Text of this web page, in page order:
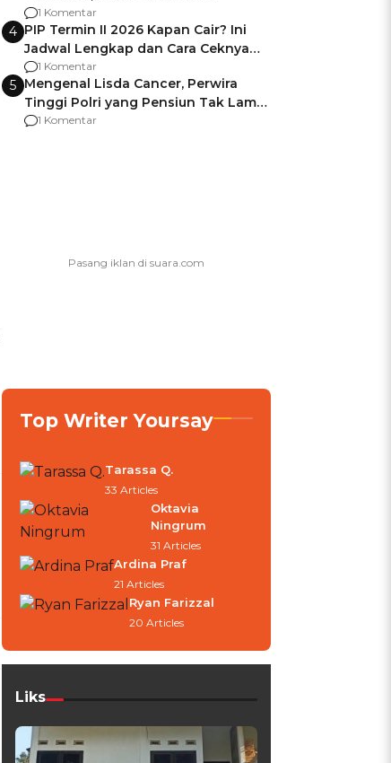
Berencana Pakai Jimat di Pakansari
1 Komentar
4 PIP Termin II 2026 Kapan Cair? Ini
Jadwal Lengkap dan Cara Ceknya
agar Dana Tidak Hangus!
1 Komentar
5 Mengenal Lisda Cancer, Perwira
Tinggi Polri yang Pensiun Tak Lama
Usai Jadi Brigjen
1 Komentar
Top Writer Yoursay
Tarassa Q.
33 Articles
Oktavia
Ningrum
31 Articles
Ardina Praf
21 Articles
Ryan Farizzal
20 Articles
Liks